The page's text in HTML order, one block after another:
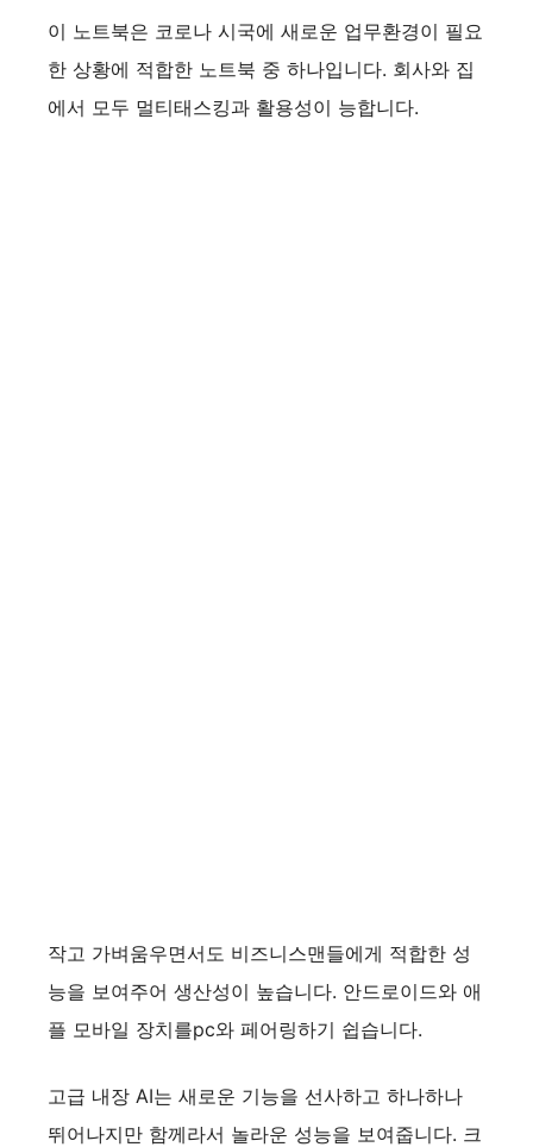
이 노트북은 코로나 시국에 새로운 업무환경이 필요
한 상황에 적합한 노트북 중 하나입니다. 회사와 집
에서 모두 멀티태스킹과 활용성이 능합니다.
작고 가벼움우면서도 비즈니스맨들에게 적합한 성
능을 보여주어 생산성이 높습니다. 안드로이드와 애
플 모바일 장치를pc와 페어링하기 쉽습니다.
고급 내장 AI는 새로운 기능을 선사하고 하나하나
뛰어나지만 함께라서 놀라운 성능을 보여줍니다. 크